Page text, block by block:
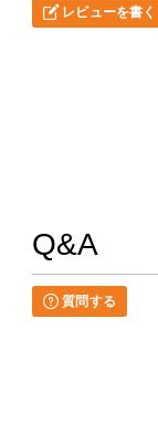
レビューを書く
Q&A
質問する